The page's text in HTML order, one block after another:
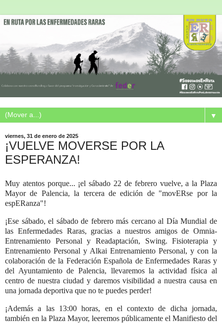
▼
viernes, 31 de enero de 2025
¡VUELVE MOVERSE POR LA
ESPERANZA!
Muy atentos porque... ¡el sábado 22 de febrero vuelve, a la Plaza
Mayor de Palencia, la tercera de edición de "movERse por la
espERanza"!
¡Ese sábado, el sábado de febrero más cercano al Día Mundial de
las Enfermedades Raras, gracias a nuestros amigos de Omnia-
Entrenamiento Personal y Readaptación, Swing. Fisioterapia y
Entrenamiento Personal y Alkai Entrenamiento Personal, y con la
colaboración de la Federación Española de Enfermedades Raras y
del Ayuntamiento de Palencia, llevaremos la actividad física al
centro de nuestra ciudad y daremos visibilidad a nuestra causa en
una jornada deportiva que no te puedes perder!
¡Además a las 13:00 horas, en el contexto de dicha jornada,
también en la Plaza Mayor, leeremos públicamente el Manifiesto del